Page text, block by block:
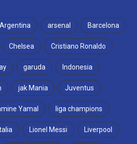
Argentina arsenal Barcelona
Chelsea Cristiano Ronaldo
garuda Indonesia
jak Mania Juventus
Yamal liga champions
Lionel Messi Liverpool